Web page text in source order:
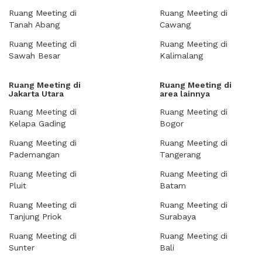
Ruang Meeting di
Tanah Abang
Ruang Meeting di
Sawah Besar
Ruang Meeting di
Cawang
Ruang Meeting di
Kalimalang
Ruang Meeting di
Jakarta Utara
Ruang Meeting di
Kelapa Gading
Ruang Meeting di
Pademangan
Ruang Meeting di
Pluit
Ruang Meeting di
Tanjung Priok
Ruang Meeting di
Sunter
Ruang Meeting di
area lainnya
Ruang Meeting di
Bogor
Ruang Meeting di
Tangerang
Ruang Meeting di
Batam
Ruang Meeting di
Surabaya
Ruang Meeting di
Bali